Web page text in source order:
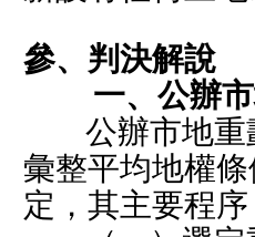
參、判決解說
一、公辦
公辦市地
彙整平均地權
定，其主要程